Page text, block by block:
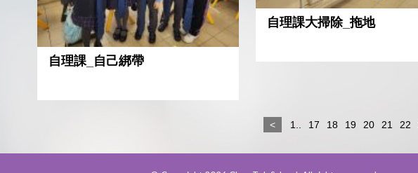
自理課_自己綁帶
自理課大掃除_拖地
< 1.. 17 18 19 20 21 22